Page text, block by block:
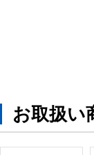
お取扱い